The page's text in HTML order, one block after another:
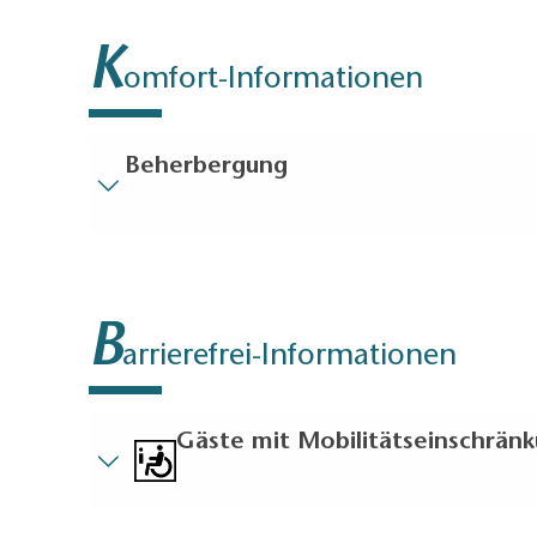
Komfort-Informationen
Beherbergung
Barrierefrei-Informationen
Gäste mit